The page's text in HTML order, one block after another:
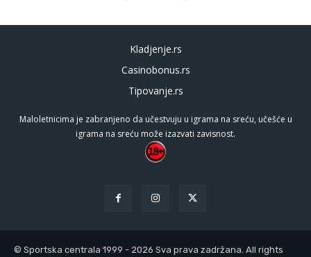
Kladjenje.rs
Casinobonus.rs
Tipovanje.rs
Maloletnicima je zabranjeno da učestvuju u igrama na sreću, učešće u
igrama na sreću može izazvati zavisnost.
© Sportska centrala 1999 - 2026 Sva prava zadržana. All rights